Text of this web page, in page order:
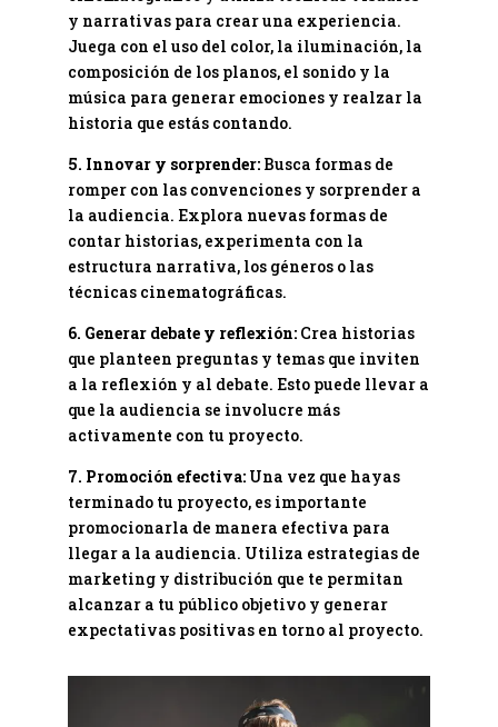
y narrativas para crear una experiencia.
Juega con el uso del color, la iluminación, la
composición de los planos, el sonido y la
música para generar emociones y realzar la
historia que estás contando.
5. Innovar y sorprender:Busca formas de
romper con las convenciones y sorprender a
la audiencia. Explora nuevas formas de
contar historias, experimenta con la
estructura narrativa, los géneros o las
técnicas cinematográficas.
6. Generar debate y reflexión:Crea historias
que planteen preguntas y temas que inviten
a la reflexión y al debate. Esto puede llevar a
que la audiencia se involucre más
activamente con tu proyecto.
7. Promoción efectiva:Una vez que hayas
terminado tu proyecto, es importante
promocionarla de manera efectiva para
llegar a la audiencia. Utiliza estrategias de
marketing y distribución que te permitan
alcanzar a tu público objetivo y generar
expectativas positivas en torno al proyecto.